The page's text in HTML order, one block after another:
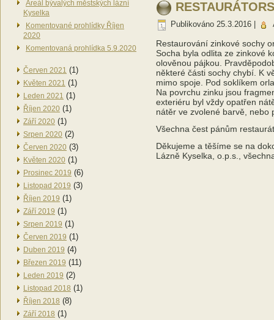
Areál bývalých městských lázní
Kyselka
Komentované prohlídky Říjen
2020
Komentovaná prohlídka 5.9.2020
Červen 2021 (1)
Květen 2021 (1)
Leden 2021 (1)
Říjen 2020 (1)
Září 2020 (1)
Srpen 2020 (2)
Červen 2020 (3)
Květen 2020 (1)
Prosinec 2019 (6)
Listopad 2019 (3)
Říjen 2019 (1)
Září 2019 (1)
Srpen 2019 (1)
Červen 2019 (1)
Duben 2019 (4)
Březen 2019 (11)
Leden 2019 (2)
Listopad 2018 (1)
Říjen 2018 (8)
Září 2018 (1)
Publikováno 25.3.2016
Restaurování zinkové sochy
Socha byla odlita ze zinkové
olověnou pájkou.
některé části sochy chybí. K
mimo spoje. Pod soklíkem
Na povrchu zinku jsou
exteriéru byl vždy opatřen
nátěr ve zvolené barvě,
Všechna čest pánům
Děkujeme a těšíme se na
Lázně Kyselka, o.p.s.,